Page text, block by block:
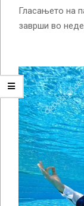
Гласањето на
заврши во